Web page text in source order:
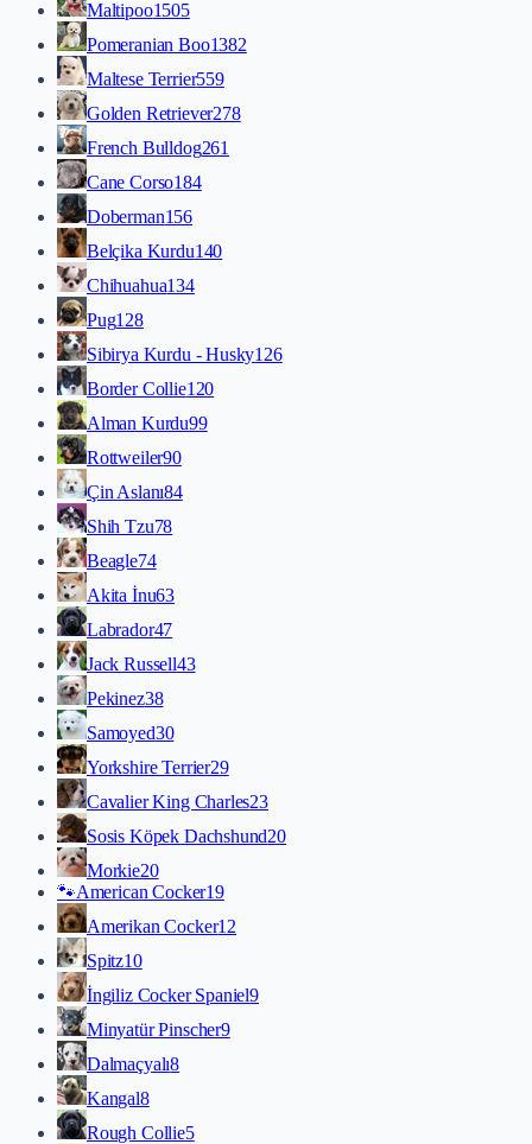
Maltipoo1505
Pomeranian Boo1382
Maltese Terrier559
Golden Retriever278
French Bulldog261
Cane Corso184
Doberman156
Belçika Kurdu140
Chihuahua134
Pug128
Sibirya Kurdu - Husky126
Border Collie120
Alman Kurdu99
Rottweiler90
Çin Aslanı84
Shih Tzu78
Beagle74
Akita İnu63
Labrador47
Jack Russell43
Pekinez38
Samoyed30
Yorkshire Terrier29
Cavalier King Charles23
Sosis Köpek Dachshund20
Morkie20
🐾American Cocker19
Amerikan Cocker12
Spitz10
İngiliz Cocker Spaniel9
Minyatür Pinscher9
Dalmaçyalı8
Kangal8
Rough Collie5